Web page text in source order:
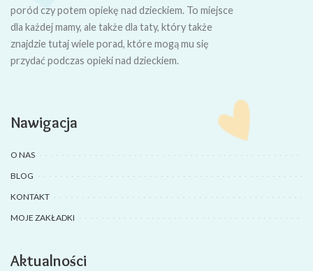
poród czy potem opiekę nad dzieckiem. To miejsce
dla każdej mamy, ale także dla taty, który także
znajdzie tutaj wiele porad, które mogą mu się
przydać podczas opieki nad dzieckiem.
Nawigacja
O NAS
BLOG
KONTAKT
MOJE ZAKŁADKI
Aktualności